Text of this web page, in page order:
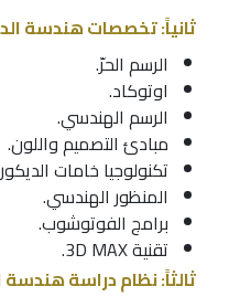
ثانياً: تخصصات هندسة
الرسم الحرّ.
اوتوكاد.
الرسم الهندسي.
مبادئ التصميم واللون.
تكنولوجيا خامات
المنظور الهندسي.
برامج الفوتوشوب.
تقنية 3D MAX.
ثالثاً: نظام دراسة هندسة